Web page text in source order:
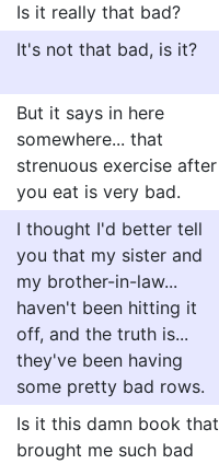
Is it really that bad?
It's not that bad, is it?
But it says in here
somewhere... that
strenuous exercise after
you eat is very bad.
I thought I'd better tell
you that my sister and
my brother-in-law...
haven't been hitting it
off, and the truth is...
they've been having
some pretty bad rows.
Is it this damn book that
brought me such bad